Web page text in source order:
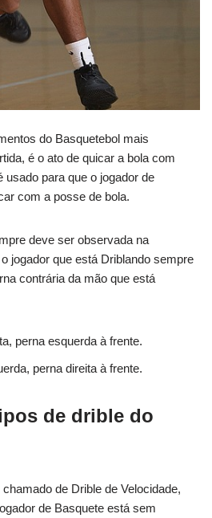
do Basquetebol mais
é o ato de quicar a bola com
para que o jogador de
com a posse de bola.
deve ser observada na
jogador que está Driblando sempre
contrária da mão que está
perna esquerda à frente.
perna direita à frente.
de drible do
de Drible de Velocidade,
de Basquete está sem